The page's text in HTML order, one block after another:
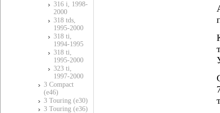
316 i, 1998-
2000
318 tds,
1995-2000
318 ti,
1994-1995
318 ti,
1995-2000
323 ti,
1997-2000
3 Compact
(e46)
3 Touring (e30)
3 Touring (e36)